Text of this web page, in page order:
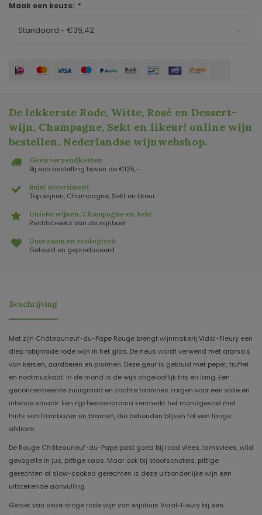
Maak een keuze: *
Standaard - €39,42
De lekkerste Rode, Witte, Rosé en Dessert-
wijn, Champagne, Sekt en likeur! online wijn
bestellen. Nederlandse wijnwebshop.
Geen verzendkosten
Bij een bestelling boven de €125,-
Ruim assortiment
Top wijnen, Champagne, Sekt en likeur
Unieke wijnen, Champagne en Sekt
Rechtstreeks van de wijnboer
Duurzaam en ecologisch
Geteeld en geproduceerd
Beschrijving
Met zijn Châteauneuf-du-Pape Rouge brengt wijnmakerij Vidal-Fleury een
diep robijnrode rode wijn in het glas. De neus wordt verwend met aroma's
van kersen, aardbeien en pruimen. Deze geur is gekruid met peper, truffel
en nootmuskaat. In de mond is de wijn ongelooflijk fris en lang. Een
geconcentreerde zuurgraad en zachte tannines zorgen voor een volle en
intense smaak. Een rijp bessenaroma kenmerkt het mondgevoel met
hints van frambozen en bramen, die behouden blijven tot een lange
afdronk.
De Rouge Châteauneuf-du-Pape past goed bij rood vlees, lamsvlees, wild
gevogelte in jus, pittige kaas. Maar ook bij stoofschotels, pittige
gerechten of slow-cooked gerechten is deze uitzonderlijke wijn een
uitstekende aanvulling.
Geniet van deze droge rode wijn van wijnhuis Vidal-Fleury bij een